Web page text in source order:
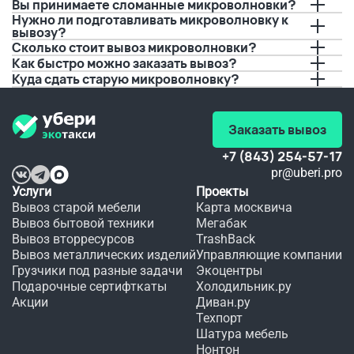
позвонил,
предупредил
о
времени
прибытия.
вывозом.
И это
очень
удобно,
а
качество
не
за пару
дней до
события.
Если бы
не
видать
любимого
платья
день.
Вы принимаете сломанные микроволновки?
Нужно ли подготавливать микроволновку к
вывозу?
Сколько стоит вывоз микроволновки?
Как быстро можно заказать вывоз?
Куда сдать старую микроволновку?
Заказать вывоз
+7 (843) 254-57-17
pr@uberi.pro
Услуги
Вывоз старой мебели
Вывоз бытовой техники
Вывоз вторресурсов
Вывоз металлических изделий
Грузчики под разные задачи
Подарочные сертифткаты
Акции
Проекты
Карта москвича
Мегабак
TrashBack
Управляющие компании
Экоцентры
Холодильник.ру
Диван.ру
Техпорт
Шатура мебель
Нонтон